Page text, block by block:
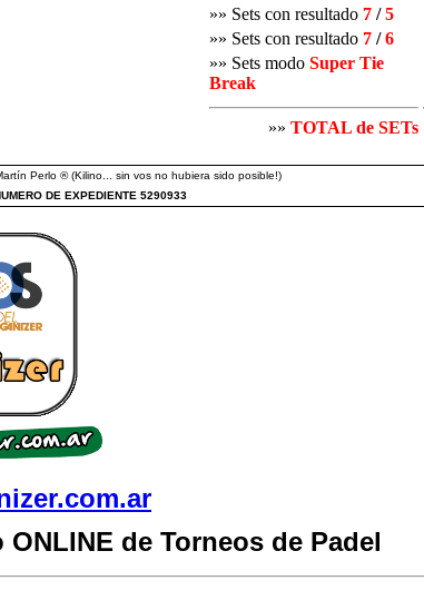
»» Sets con resultado 7 /5
»» Sets con resultado 7 /6
»» Sets modo Super Tie
Break
»» TOTAL de SETs
Perlo ® (Kilino... sin vos no hubiera sido posible!)
DE EXPEDIENTE 5290933
de Torneos de Padel